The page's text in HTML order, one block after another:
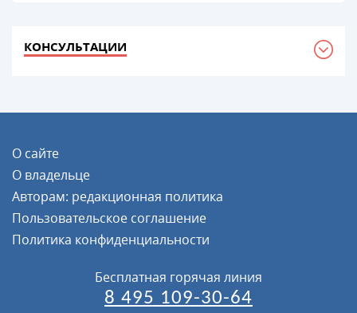
КОНСУЛЬТАЦИИ
О сайте
О владельце
Авторам: редакционная политика
Пользовательское соглашение
Политика конфиденциальности
Бесплатная горячая линия
8 495 109-30-64